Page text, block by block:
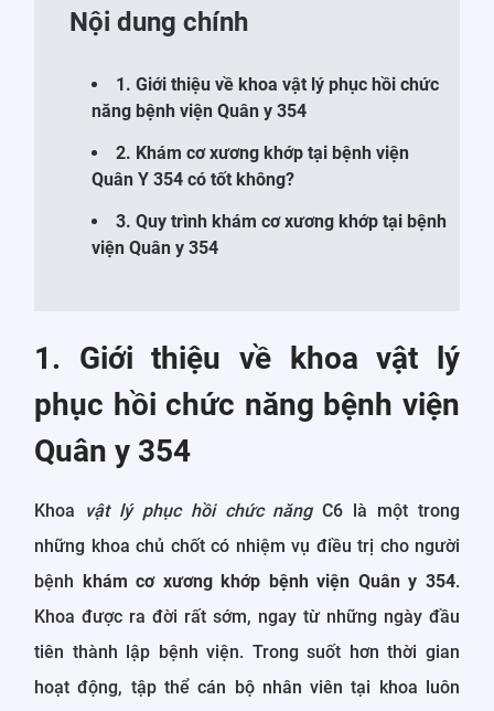
Nội dung chính
1. Giới thiệu về khoa vật lý phục hồi chức
năng bệnh viện Quân y 354
2. Khám cơ xương khớp tại bệnh viện
Quân Y 354 có tốt không?
3. Quy trình khám cơ xương khớp tại bệnh
viện Quân y 354
1. Giới thiệu về khoa vật lý
phục hồi chức năng bệnh viện
Quân y 354
Khoa vật lý phục hồi chức năngC6 là một trong
những khoa chủ chốt có nhiệm vụ điều trị cho người
bệnh khám cơ xương khớp bệnh viện Quân y 354.
Khoa được ra đời rất sớm, ngay từ những ngày đầu
tiên thành lập bệnh viện. Trong suốt hơn thời gian
hoạt động, tập thể cán bộ nhân viên tại khoa luôn